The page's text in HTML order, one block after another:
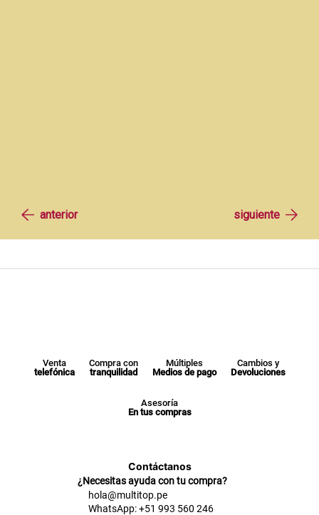
Venta
telefónica
Compra con
tranquilidad
Múltiples
Medios de pago
Cambios y
Devoluciones
Asesoría
En tus compras
Contáctanos
¿Necesitas ayuda con tu compra?
hola@multitop.pe
WhatsApp: +51 993 560 246